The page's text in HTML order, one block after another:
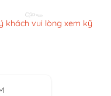
khách vui lòng xem kỹ